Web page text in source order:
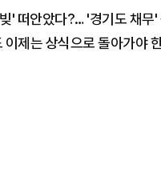
' 떠안았다?… '경기도 채무'
이제는 상식으로 돌아가야